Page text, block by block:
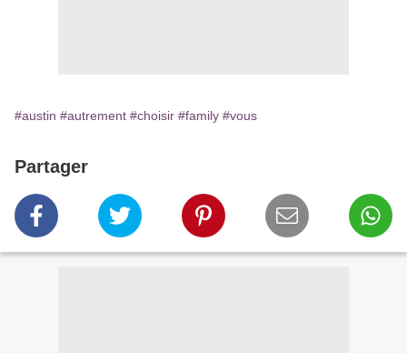
#austin #autrement #choisir #family #vous
Partager